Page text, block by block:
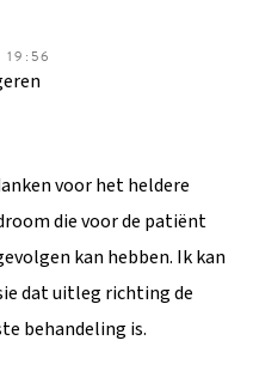
voor het heldere
die voor de patiënt
kan hebben. Ik kan
dat uitleg richting de
behandeling is.